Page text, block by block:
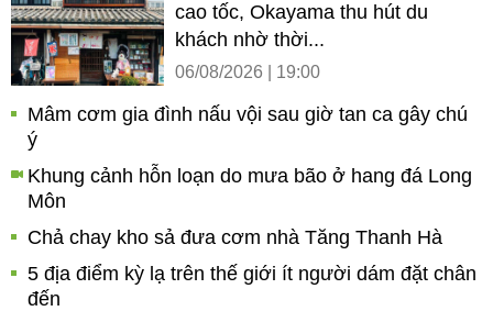
cao tốc, Okayama thu hút du
khách nhờ thời...
06/08/2026 | 19:00
Mâm cơm gia đình nấu vội sau giờ tan ca gây chú
ý
Khung cảnh hỗn loạn do mưa bão ở hang đá Long
Môn
Chả chay kho sả đưa cơm nhà Tăng Thanh Hà
5 địa điểm kỳ lạ trên thế giới ít người dám đặt chân
đến